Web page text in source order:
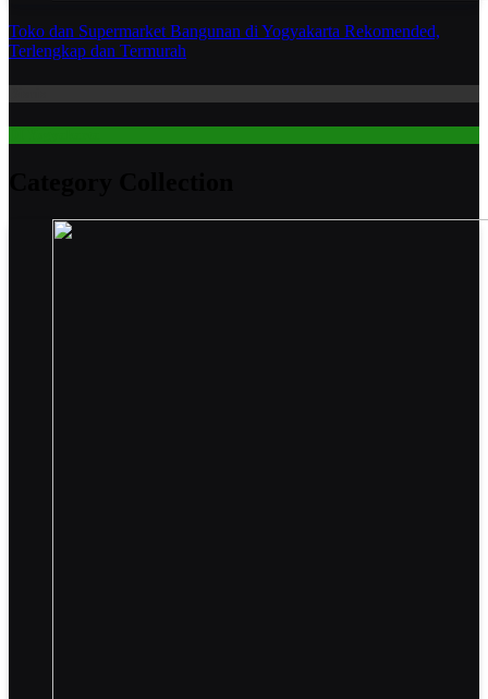
Toko dan Supermarket Bangunan di Yogyakarta Rekomended,
Terlengkap dan Termurah